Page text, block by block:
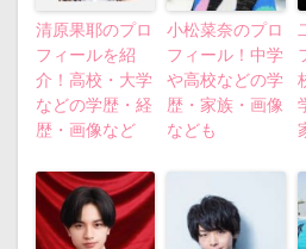
清原果耶のプロ
フィールを紹
介！高校・大学
などの学歴・経
歴・画像など
小松菜奈のプロ
フィール！中学
や高校などの学
歴・家族・画像
なども